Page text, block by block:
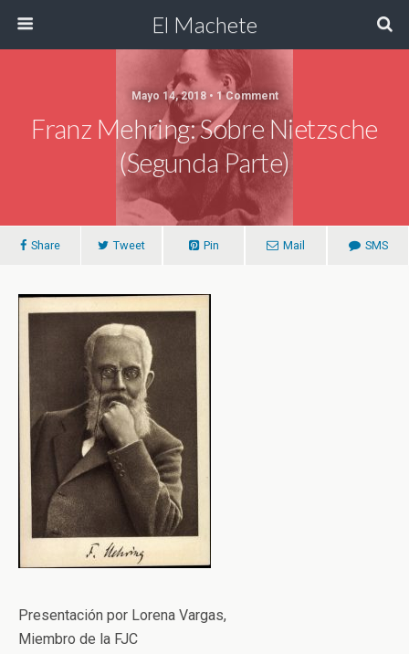
El Machete
Mayo 14, 2018 • 1 Comment
Franz Mehring: Sobre Nietzsche
(Segunda Parte)
Share Tweet Pin Mail SMS
Presentación por Lorena Vargas,
Miembro de la FJC